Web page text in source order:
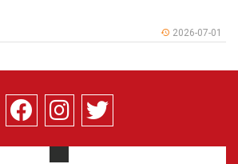
2026-07-01
олгодог болно
нь заазуурджээ